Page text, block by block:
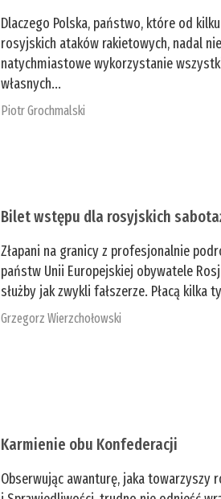
Dlaczego Polska, państwo, które od
rosyjskich ataków rakietowych, nadal
natychmiastowe wykorzystanie
własnych...
Piotr Grochmalski
Bilet wstępu dla rosyjskich
Złapani na granicy z profesjonalnie
państw Unii Europejskiej obywatele
służby jak zwykli fałszerze. Płacą kilka
Grzegorz Wierzchołowski
Karmienie obu Konfederacji
Obserwując awanturę, jaka towarzyszy